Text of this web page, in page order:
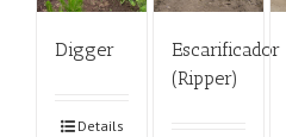
Digger
Details
Escarificador
(Ripper)